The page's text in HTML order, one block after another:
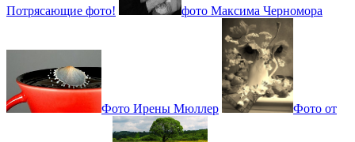
Потрясающие фото! фото Максима Черномора
Фото Ирены Мюллер Фото от